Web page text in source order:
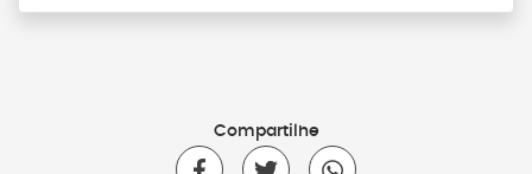
Compartilhe